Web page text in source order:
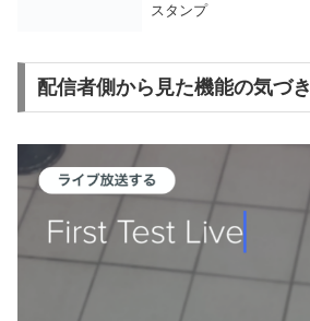
スタンプ
配信者側から見た機能の気づき